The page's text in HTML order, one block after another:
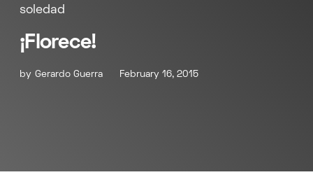
soledad
¡Florece!
by Gerardo Guerra February 16, 2015